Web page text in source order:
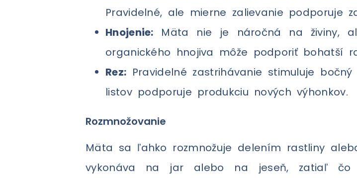
Pravidelné, ale mierne zalievanie podporuje
Hnojenie: Mäta nie je náročná na živiny,
organického hnojiva môže podporiť bohatší
Rez: Pravidelné zastrihávanie stimuluje
listov podporuje produkciu nových výhonkov.
Rozmnožovanie
Mäta sa ľahko rozmnožuje delením rastliny
vykonáva na jar alebo na jeseň, zatiaľ čo